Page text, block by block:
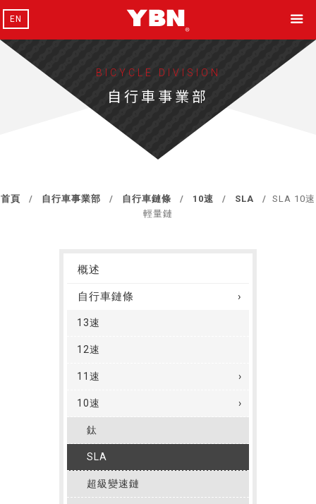
EN
BICYCLE DIVISION
自行車事業部
首頁 自行車事業部 自行車鏈條 10速 SLA
SLA 10速
輕量鏈
概述
自行車鏈條
13速
12速
11速
10速
鈦
SLA
超級變速鏈